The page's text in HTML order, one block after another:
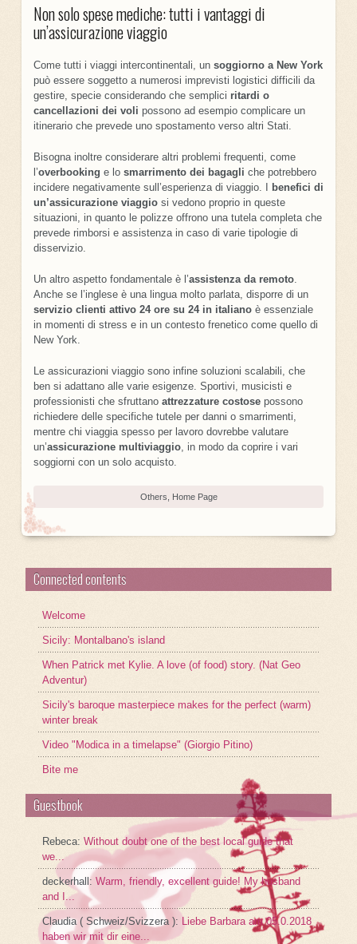
Non solo spese mediche: tutti i vantaggi di
un’assicurazione viaggio
Come tutti i viaggi intercontinentali, un soggiorno a New York
può essere soggetto a numerosi imprevisti logistici difficili da
gestire, specie considerando che semplici ritardi o
cancellazioni dei voli possono ad esempio complicare un
itinerario che prevede uno spostamento verso altri Stati.
Bisogna inoltre considerare altri problemi frequenti, come
l’overbooking e lo smarrimento dei bagagli che potrebbero
incidere negativamente sull’esperienza di viaggio. I benefici di
un’assicurazione viaggiosi vedono proprio in queste
situazioni, in quanto le polizze offrono una tutela completa che
prevede rimborsi e assistenza in caso di varie tipologie di
disservizio.
Un altro aspetto fondamentale è l’assistenza da remoto.
Anche se l’inglese è una lingua molto parlata, disporre di un
servizio clienti attivo 24 ore su 24 in italiano è essenziale
in momenti di stress e in un contesto frenetico come quello di
New York.
Le assicurazioni viaggio sono infine soluzioni scalabili, che
ben si adattano alle varie esigenze. Sportivi, musicisti e
professionisti che sfruttano attrezzature costosepossono
richiedere delle specifiche tutele per danni o smarrimenti,
mentre chi viaggia spesso per lavoro dovrebbe valutare
un’assicurazione multiviaggio, in modo da coprire i vari
soggiorni con un solo acquisto.
Others Home Page
Connected contents
Welcome
Sicily: Montalbano's island
When Patrick met Kylie. A love (of food) story. (Nat Geo
Adventur)
Sicily's baroque masterpiece makes for the perfect (warm)
winter break
Video "Modica in a timelapse" (Giorgio Pitino)
Bite me
Guestbook
Rebeca:Without doubt one of the best local guide that
we...
deckerhall:Warm, friendly, excellent guide! My husband
and I...
Claudia ( Schweiz/Svizzera ): Liebe Barbara am 05.0.2018
haben wir mit dir eine...